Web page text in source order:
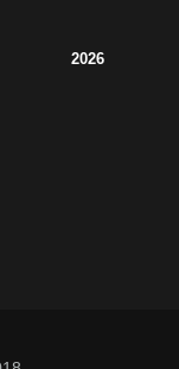
2026